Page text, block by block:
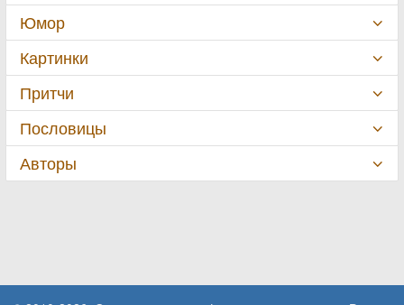
Юмор
Картинки
Притчи
Пословицы
Авторы